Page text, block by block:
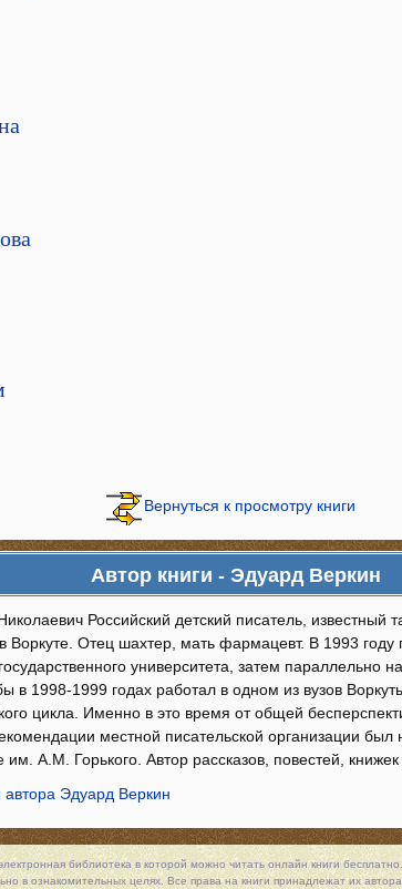
Вернуться к просмотру книги
Автор книги - Эдуард Веркин
Российский детский писатель, известный
Воркуте. Отец шахтер, мать фармацевт. В 1993 году
университета, затем параллельно
в 1998-1999 годах работал в одном из вузов
цикла. Именно в это время от общей
местной писательской организации
им. А.М. Горького. Автор рассказов, повестей, книжек
Эдуард Веркин
библиотека в которой можночитать онлайн книги
в ознакомительных целях. Все права на книги принадлежат их